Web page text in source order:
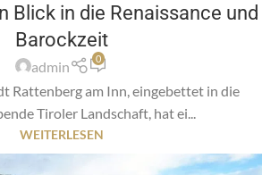
Blick in die Renaissance und
Barockzeit
admin 0
Rattenberg am Inn, eingebettet in die
Tiroler Landschaft, hat ei...
WEITERLESEN